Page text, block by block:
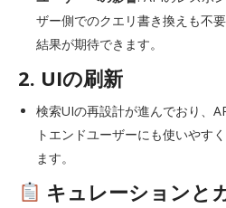
ザー側でのクエリ書き換えも不
結果が期待できます。
2. UIの刷新
検索UIの再設計が進んでおり、
トエンドユーザーにも使いやす
ます。
キュレーションと